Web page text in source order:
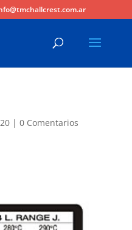
| 0 Comentarios